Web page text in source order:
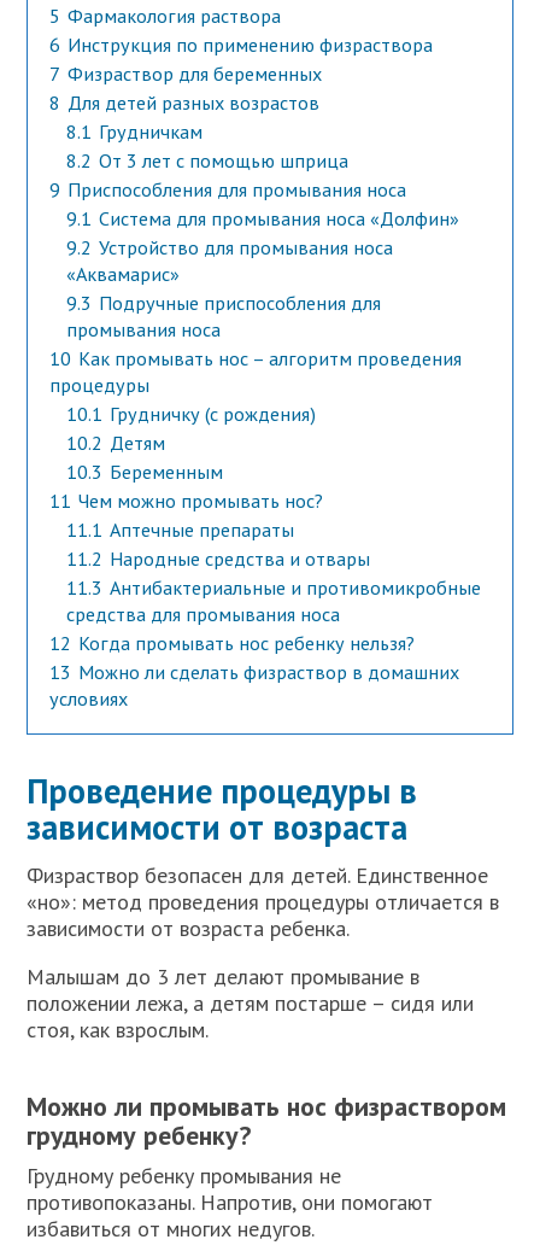
5 Фармакология раствора
6 Инструкция по применению физраствора
7 Физраствор для беременных
8 Для детей разных возрастов
8.1 Грудничкам
8.2 От 3 лет с помощью шприца
9 Приспособления для промывания носа
9.1 Система для промывания носа «Долфин»
9.2 Устройство для промывания носа
«Аквамарис»
9.3 Подручные приспособления для
промывания носа
10 Как промывать нос – алгоритм проведения
процедуры
10.1 Грудничку (с рождения)
10.2 Детям
10.3 Беременным
11 Чем можно промывать нос?
11.1 Аптечные препараты
11.2 Народные средства и отвары
11.3 Антибактериальные и противомикробные
средства для промывания носа
12 Когда промывать нос ребенку нельзя?
13 Можно ли сделать физраствор в домашних
условиях
Проведение процедуры в
зависимости от возраста
Физраствор безопасен для детей. Единственное
«но»: метод проведения процедуры отличается в
зависимости от возраста ребенка.
Малышам до 3 лет делают промывание в
положении лежа, а детям постарше – сидя или
стоя, как взрослым.
Можно ли промывать нос физраствором
грудному ребенку?
Грудному ребенку промывания не
противопоказаны. Напротив, они помогают
избавиться от многих недугов.